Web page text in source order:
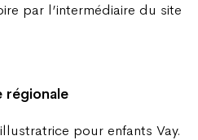
par l’intermédiaire du site
régionale
pour enfants Vay.